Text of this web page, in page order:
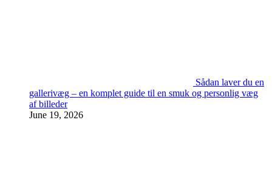
Sådan laver du en
gallerivæg – en komplet guide til en smuk og personlig væg
af billeder
June 19, 2026